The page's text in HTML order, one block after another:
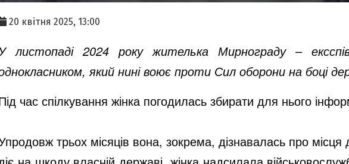
20 квітня 2025, 13:00
листопаді 2024 року жителька Мирнограду –
який нині воює проти Сил оборони на боці
час спілкування жінка погодилась збирати для нього
трьох місяців вона, зокрема, дізнавалась про